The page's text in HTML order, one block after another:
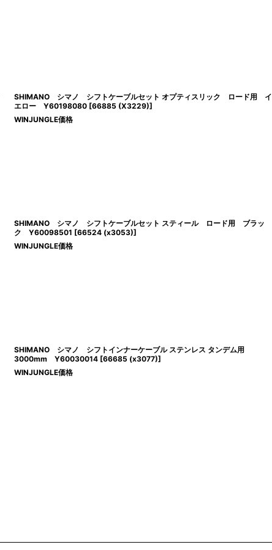
SHIMANO シマノ シフトケーブルセット オプティスリック ロード用 イ
エロー Y60198080 [66885 (X3229)]
WINJUNGLE価格
SHIMANO シマノ シフトケーブルセット スティール ロード用 ブラッ
ク Y60098501 [66524 (x3053)]
WINJUNGLE価格
SHIMANO シマノ シフトインナーケーブル ステンレス タンデム用
3000mm Y60030014 [66685 (x3077)]
WINJUNGLE価格